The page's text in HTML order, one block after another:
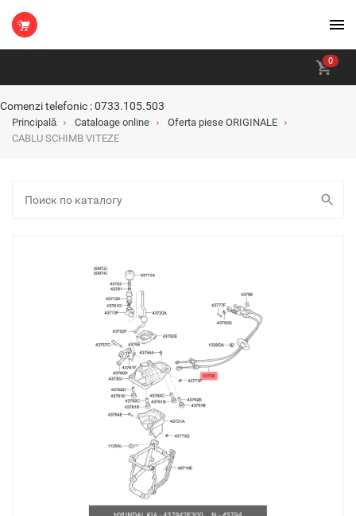
0
Comenzi telefonic : 0733.105.503
Principală Cataloage online
Oferta piese ORIGINALE
CABLU SCHIMB VITEZE